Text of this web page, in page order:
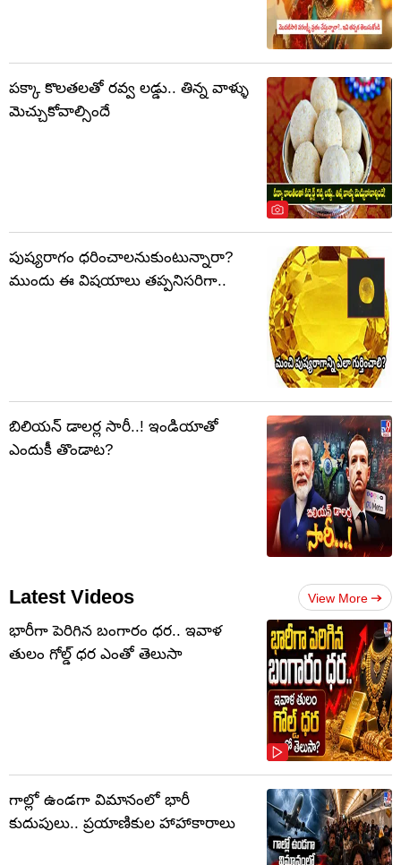
పక్కా కొలతలతో రవ్వ లడ్డు.. తిన్న వాళ్ళు
మెచ్చుకోవాల్సిందే
పుష్యరాగం ధరించాలనుకుంటున్నారా?
ముందు ఈ విషయాలు తప్పనిసరిగా..
బిలియన్ డాలర్ల సారీ..! ఇండియాతో
ఎందుకీ తొండాట?
Latest Videos View More
భారీగా పెరిగిన బంగారం ధర.. ఇవాళ
తులం గోల్డ్‌ ధర ఎంతో తెలుసా
గాల్లో ఉండగా విమానంలో భారీ
కుదుపులు.. ప్రయాణికుల హాహాకారాలు